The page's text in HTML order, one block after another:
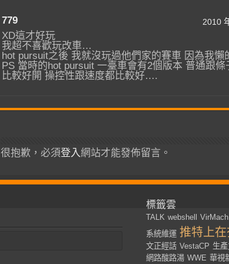
779 2010
XD這才好玩
我超不喜歡玩改車…
hot pursuit之後 我就沒玩過他們家的賽車 因為我
PS 當時的hot pursuit 一臺車會有2個版本 普通跟
比較好開 操控性跟速度都比較好….
很抱歉，必須登入網站才能發佈留言。
標籤雲
TALK webshell VirMach
系統維運 推特上
文正經話 VestaCP 生
網路酸路湯 WWE 華視